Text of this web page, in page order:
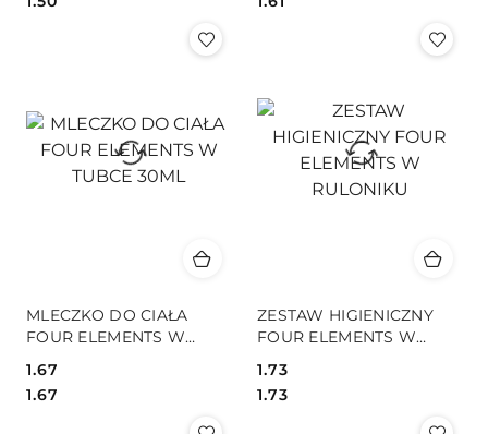
MLECZKO DO CIAŁA
FOUR ELEMENTS W
Cena:
1.67
Cena:
1.67
ZESTAW HIGIENICZNY
FOUR ELEMENTS W
Cena:
1.73
Cena:
1.73